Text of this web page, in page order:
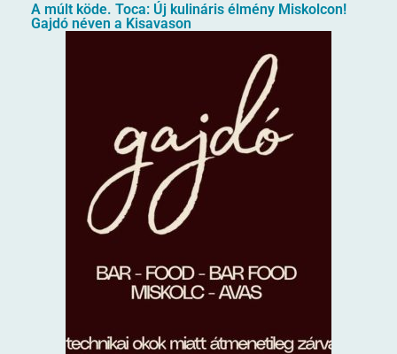
A múlt köde. Toca: Új kulináris élmény Miskolcon!
Gajdó néven a Kisavason